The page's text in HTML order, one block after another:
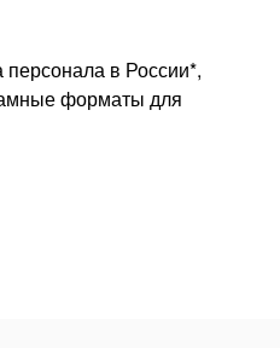
в России*,
форматы для